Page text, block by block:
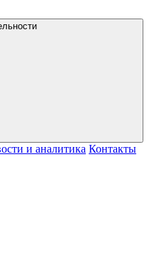
и аналитика Контакты